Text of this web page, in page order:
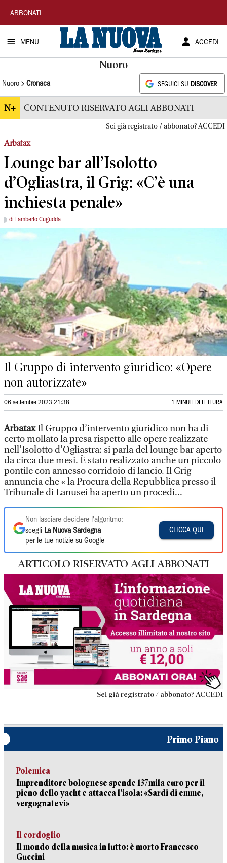
La
Nuova
Sardegna
ABBONATI
MENU ACCEDI
Nuoro
Nuoro Cronaca SEGUICI SU DISCOVER
N+ CONTENUTO RISERVATO AGLI ABBONATI
Sei già registrato / abbonato? ACCEDI
Arbatax
Lounge bar all’Isolotto
d’Ogliastra, il Grig: «C’è una
inchiesta penale»
di Lamberto Cugudda
Il Gruppo di intervento giuridico: «Opere
non autorizzate»
06 settembre 2023 21:38 1 MINUTI DI LETTURA
ArbataxIl Gruppo d’intervento giuridico non ha di
certo mollato la presa rispetto alle opere realizzate
nell’Isolotto d’Ogliastra: si parla del lounge bar aperto
da circa due mesi. È stato realizzato anche un piccolo
pontile con annesso corridoio di lancio. Il Grig
annuncia che « la Procura della Repubblica presso il
Tribunale di Lanusei ha aperto un procedi...
Non lasciare decidere l'algoritmo:
scegli La Nuova Sardegna
per le tue notizie su Google
CLICCA QUI
ARTICOLO RISERVATO AGLI ABBONATI
Sei già registrato / abbonato? ACCEDI
Primo Piano
Polemica
Imprenditore bolognese spende 137mila euro per il
pieno dello yacht e attacca l’isola: «Sardi di emme,
vergognatevi»
Il cordoglio
Il mondo della musica in lutto: è morto Francesco
Guccini